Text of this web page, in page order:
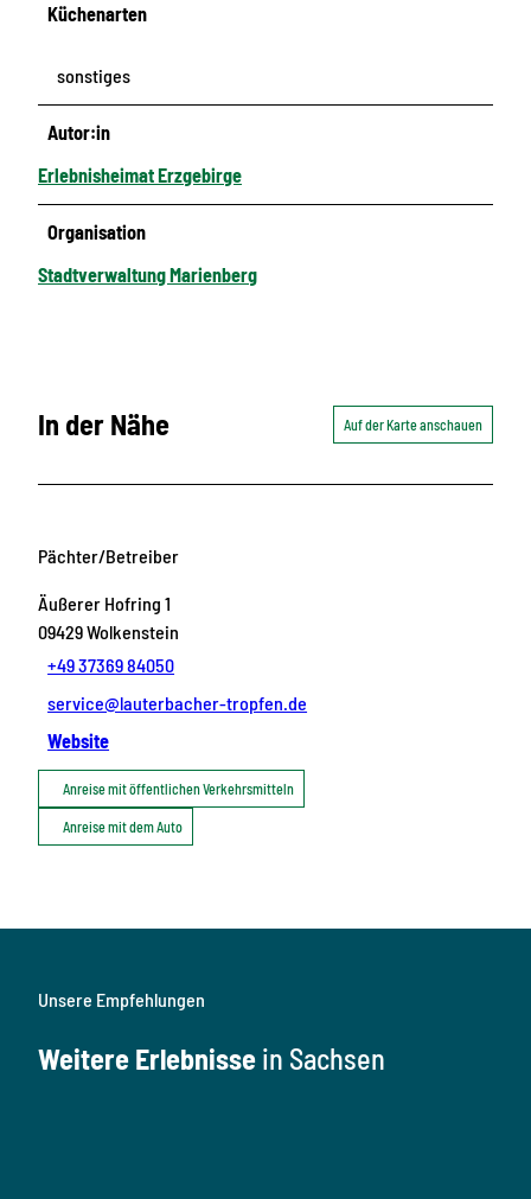
Küchenarten
sonstiges
Autor:in
Erlebnisheimat Erzgebirge
Organisation
Stadtverwaltung Marienberg
In der Nähe Auf der Karte anschauen
Pächter/Betreiber
Äußerer Hofring 1
09429Wolkenstein
+49 37369 84050
service@lauterbacher-tropfen.de
Website
Anreise mit öffentlichen Verkehrsmitteln
Anreise mit dem Auto
Unsere Empfehlungen
Weitere Erlebnisse in Sachsen